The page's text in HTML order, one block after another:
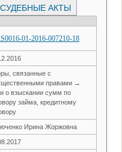
СУДЕБНЫЕ АКТЫ
01-2016-007210-18
связанные с
правами →
о взыскании сумм по
займа, кредитному
Ирина Жоржовна